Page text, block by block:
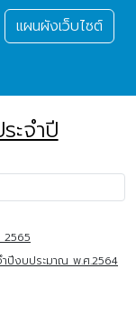
แผนผังเว็บไซต์
ะจำปี
2565
ปีงบประมาณ พ.ศ.2564